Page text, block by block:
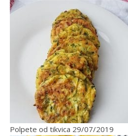
Polpete od tikvica 29/07/2019